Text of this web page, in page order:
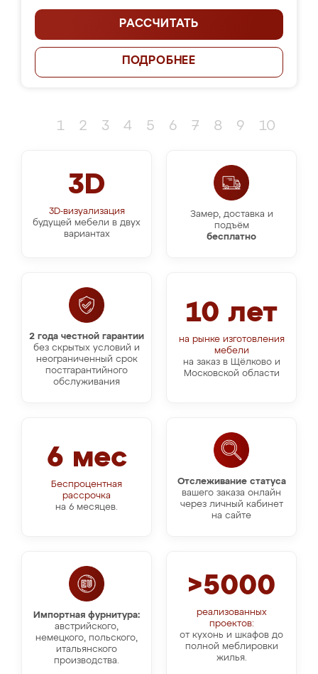
РАССЧИТАТЬ
ПОДРОБНЕЕ
1 2 3 4 5 6 7 8 9 10
3D
3D-визуализация
будущей мебели в двух
вариантах
Замер, доставка и
подъём
бесплатно
10 лет
на рынке изготовления
мебели
на заказ в Щёлково и
Московской области
2 года честной гарантии
без скрытых условий и
неограниченный срок
постгарантийного
обслуживания
Отслеживание статуса
вашего заказа онлайн
через личный кабинет
на сайте
6 мес
Беспроцентная
рассрочка
на 6 месяцев.
Импортная фурнитура:
австрийского,
немецкого, польского,
итальянского
производства.
>5000
реализованных
проектов:
от кухонь и шкафов до
полной меблировки
жилья.